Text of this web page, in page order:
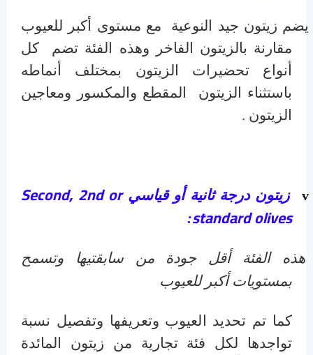
يضم زيتون جيد النوعية مع مستوى أكبر للعيوب
مقارنة بالزيتون الفاخر وهذه الفئة تضم كل
أنواع تحضيرات الزيتون بمختلف أنماطه
باستثناء الزيتون المقطع والمكسور ومعاجين
الزيتون .
v زيتون درجة ثانية أو قياسي Second, 2nd or
standard olives
:
هذه الفئة أقل جودة من سابقتيها وتسمح
بمستويات أكبر للعيوب
كما تم تحديد العيوب وتعريفها وتفصيل نسبة
تواجدها لكل فئة تجارية من زيتون المائدة